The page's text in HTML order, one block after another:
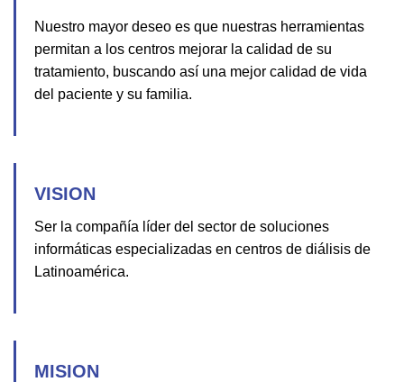
Nuestro mayor deseo es que nuestras herramientas
permitan a los centros mejorar la calidad de su
tratamiento, buscando así una mejor calidad de vida
del paciente y su familia.
VISION
Ser la compañía líder del sector de soluciones
informáticas especializadas en centros de diálisis de
Latinoamérica.
MISION